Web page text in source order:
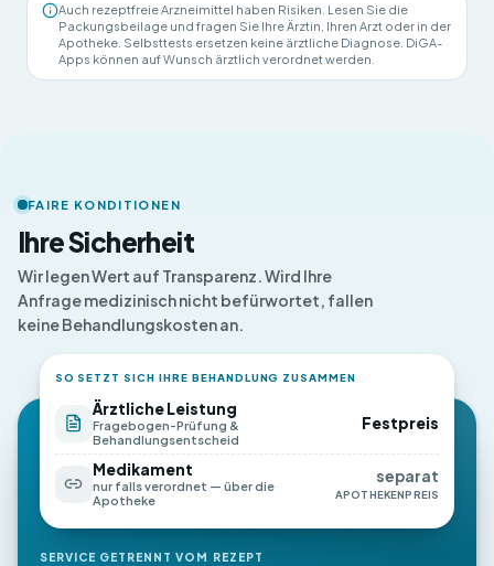
Auch rezeptfreie Arzneimittel haben Risiken. Lesen Sie die
Packungsbeilage und fragen Sie Ihre Ärztin, Ihren Arzt oder in der
Apotheke. Selbsttests ersetzen keine ärztliche Diagnose. DiGA-
Apps können auf Wunsch ärztlich verordnet werden.
FAIRE KONDITIONEN
Ihre Sicherheit
Wir legen Wert auf Transparenz. Wird Ihre
Anfrage medizinisch nicht befürwortet, fallen
keine Behandlungskosten an.
SO SETZT SICH IHRE BEHANDLUNG ZUSAMMEN
Ärztliche Leistung
Fragebogen-Prüfung &
Behandlungsentscheid
Festpreis
Medikament
nur falls verordnet — über die
Apotheke
separat
APOTHEKENPREIS
SERVICE GETRENNT VOM REZEPT